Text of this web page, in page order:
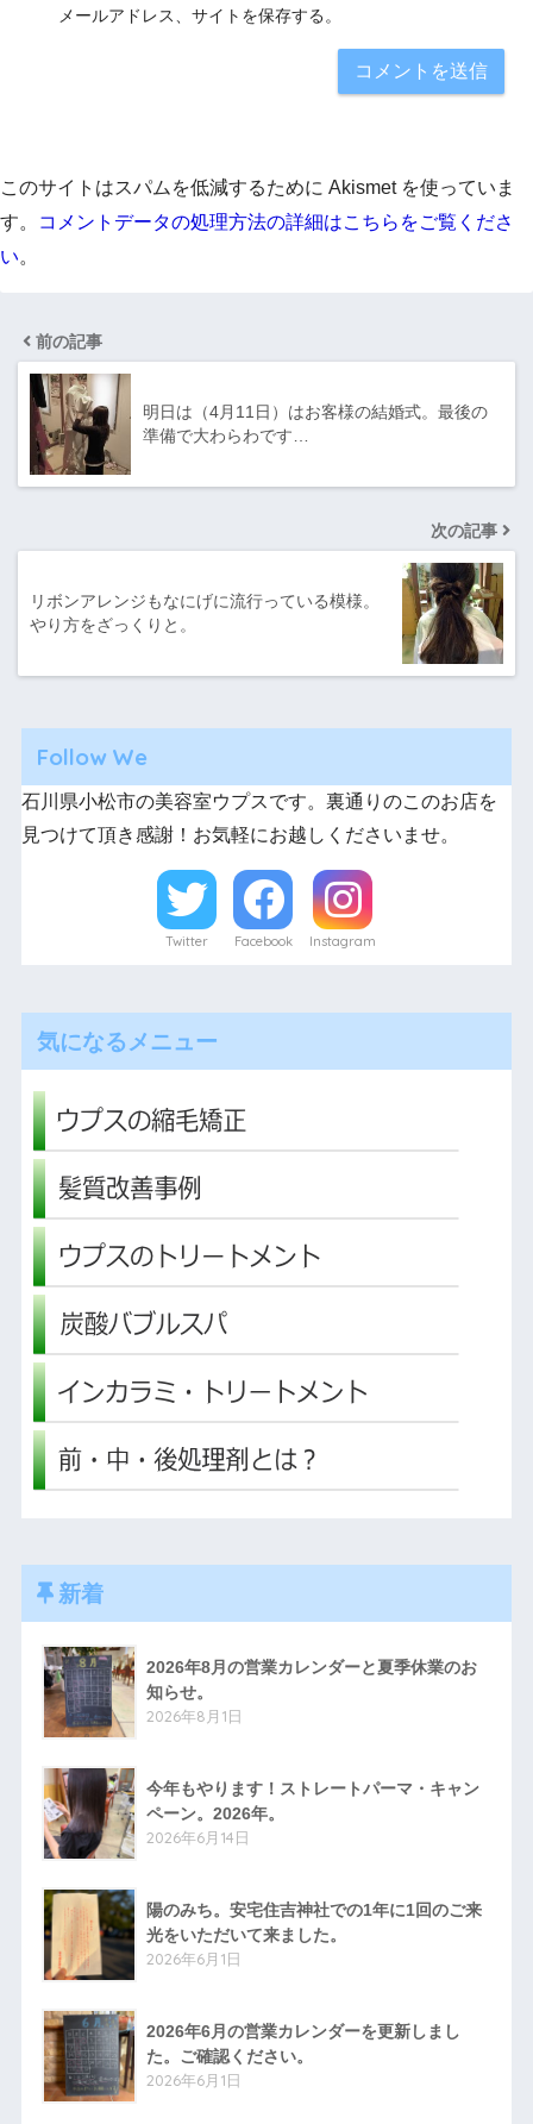
メールアドレス、サイトを保存する。
このサイトはスパムを低減するために Akismet を使っていま
す。
コメントデータの処理方法の詳細はこちらをご覧くださ
い。
前の記事
明日は（4月11日）はお客様の結婚式。最後の
準備で大わらわです…
次の記事
リボンアレンジもなにげに流行っている模様。
やり方をざっくりと。
Follow We
石川県小松市の美容室ウプスです。裏通りのこのお店を
見つけて頂き感謝！お気軽にお越しくださいませ。
Twitter Facebook Instagram
気になるメニュー
新着
2026年8月の営業カレンダーと夏季休業のお
知らせ。
2026年8月1日
今年もやります！ストレートパーマ・キャン
ペーン。2026年。
2026年6月14日
陽のみち。安宅住吉神社での1年に1回のご来
光をいただいて来ました。
2026年6月1日
2026年6月の営業カレンダーを更新しまし
た。ご確認ください。
2026年6月1日